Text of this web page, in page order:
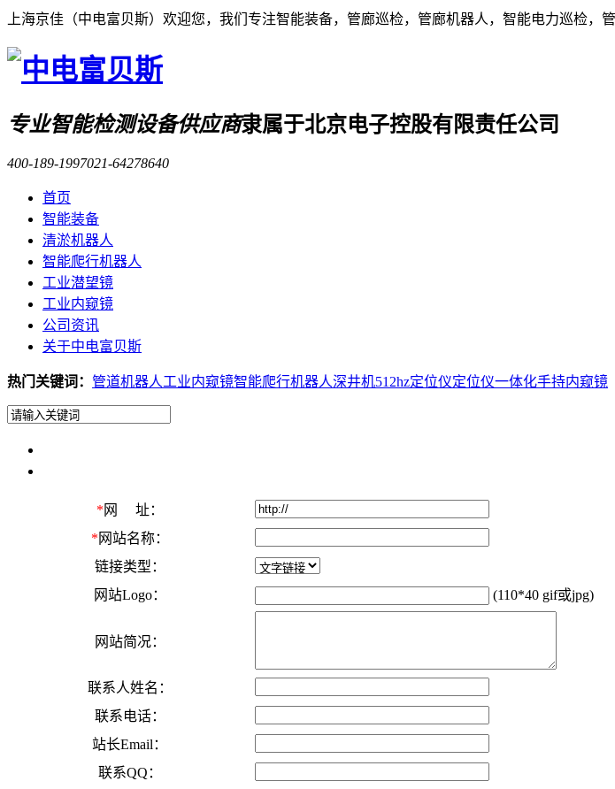
上海京佳（中电富贝斯）欢迎您，我们专注智能装备，管廊巡检，管廊机器人，智能电力巡检
专业智能检测设备供应商隶属于北京电子控股有限责任公司
400-189-1997021-64278640
首页
智能装备
清淤机器人
智能爬行机器人
工业潜望镜
工业内窥镜
公司资讯
关于中电富贝斯
热门关键词： 管道机器人工业内窥镜智能爬行机器人深井机512hz定位仪定位仪一体化手持内窥镜
* 网 址：
* 网站名称：
链接类型：
网站Logo：
(110*40 gif或jpg)
网站简况：
联系人姓名：
联系电话：
站长Email：
联系QQ：